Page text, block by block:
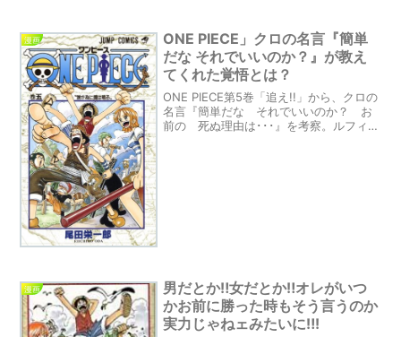
て解説します。
漫画
ONE PIECE」クロの名言『簡単
だな それでいいのか？』が教え
てくれた覚悟とは？
ONE PIECE第5巻「追え!!」から、クロの
名言『簡単だな それでいいのか？ お
前の 死ぬ理由は･･･』を考察。ルフィと
漫画
男だとか‼女だとか‼オレがいつ
かお前に勝った時もそう言うのか
実力じゃねェみたいに‼!